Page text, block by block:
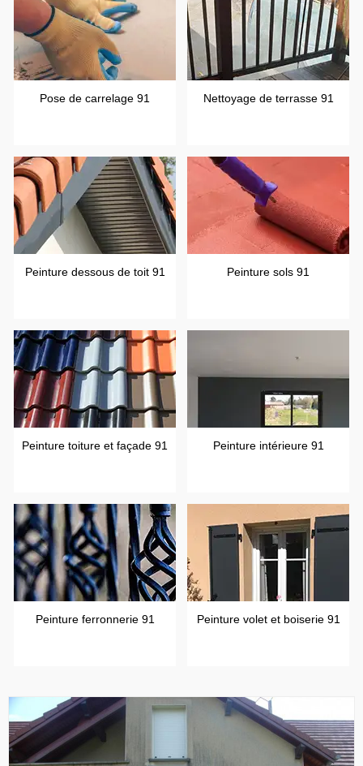
Pose de carrelage 91 Nettoyage de terrasse 91
Peinture dessous de toit 91 Peinture sols 91
Peinture toiture et façade 91 Peinture intérieure 91
Peinture ferronnerie 91 Peinture volet et boiserie 91